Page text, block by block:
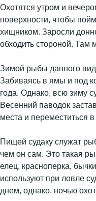
Охотятся утром и
поверхности, чтобы
хищником. Заросли
обходить стороной. Там
Зимой рыбы данного
Забиваясь в ямы и под
года. Однако, всю зиму
Весенний паводок
места и переместиться
Пищей судаку служат
чем он сам. Это такая
елец, красноперка,
используют при ловле
днем, однако, ночью